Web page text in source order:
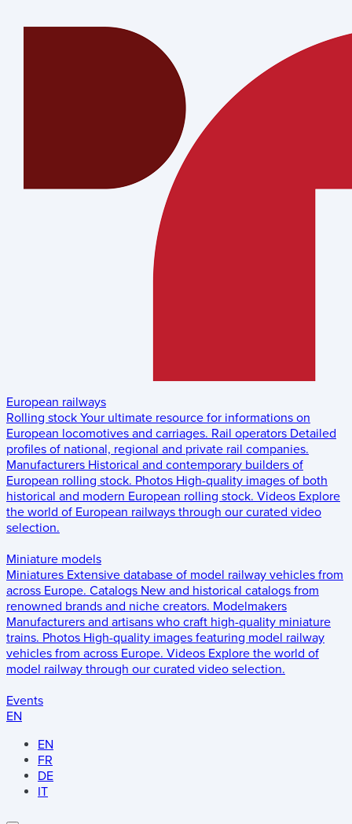
European railways
Rolling stock Your ultimate resource for informations on
European locomotives and carriages. Rail operators Detailed
profiles of national, regional and private rail companies.
Manufacturers Historical and contemporary builders of
European rolling stock. Photos High-quality images of both
historical and modern European rolling stock. Videos Explore
the world of European railways through our curated video
selection.
Miniature models
Miniatures Extensive database of model railway vehicles from
across Europe. Catalogs New and historical catalogs from
renowned brands and niche creators. Modelmakers
Manufacturers and artisans who craft high-quality miniature
trains. Photos High-quality images featuring model railway
vehicles from across Europe. Videos Explore the world of
model railway through our curated video selection.
Events
EN
EN
FR
DE
IT